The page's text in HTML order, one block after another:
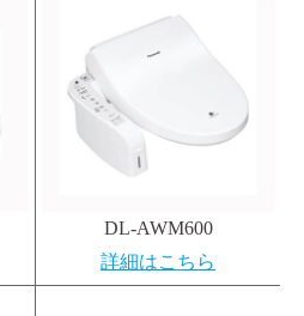
DL-AWM600
詳細はこちら